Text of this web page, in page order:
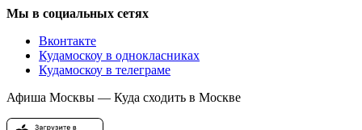
Мы в социальных сетях
Вконтакте
Кудамоскоу в однокласниках
Кудамоскоу в телеграме
Афиша Москвы — Куда сходить в Москве